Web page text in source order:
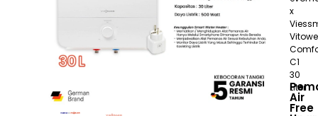
x
C1
30
Liter
Air
Free